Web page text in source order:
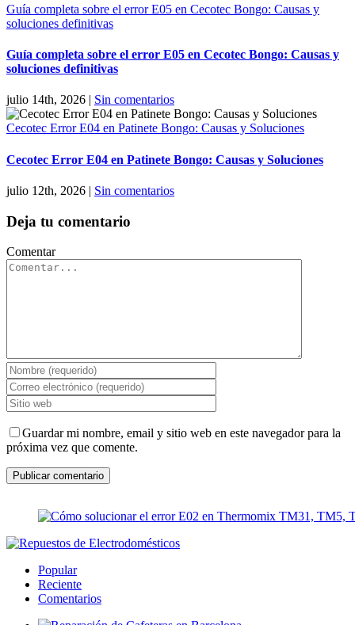
Guía completa sobre el error E05 en Cecotec Bongo: Causas y
soluciones definitivas
Guía completa sobre el error E05 en Cecotec Bongo: Causas y
soluciones definitivas
julio 14th, 2026 Sin comentarios
Cecotec Error E04 en Patinete Bongo: Causas y Soluciones
Cecotec Error E04 en Patinete Bongo: Causas y Soluciones
julio 12th, 2026 | Sin comentarios
Deja tu comentario
Comentar
Guardar mi nombre, email y sitio web en este navegador para la
próxima vez que comente.
Popular
Reciente
Comentarios